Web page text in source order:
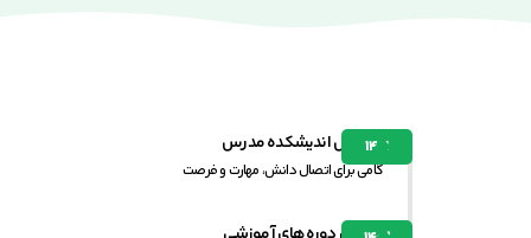
۱۴۰۱
تأسیس اندیشکده مدرس
گامی برای اتصال دانش، مهارت و فرصت